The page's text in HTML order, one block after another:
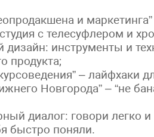
и
с телесуфлером и
дизайн: инструменты и
продукта;
– лайфхаки
Новгорода” – “не
диалог: говори легко
быстро поняли.